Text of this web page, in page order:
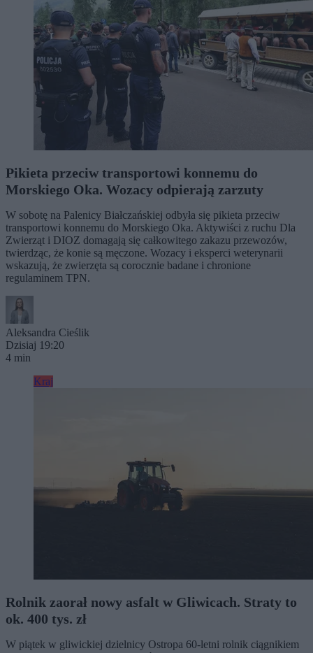
Pikieta przeciw transportowi konnemu do
Morskiego Oka. Wozacy odpierają zarzuty
W sobotę na Palenicy Białczańskiej odbyła się pikieta przeciw
transportowi konnemu do Morskiego Oka. Aktywiści z ruchu Dla
Zwierząt i DIOZ domagają się całkowitego zakazu przewozów,
twierdząc, że konie są męczone. Wozacy i eksperci weterynarii
wskazują, że zwierzęta są corocznie badane i chronione
regulaminem TPN.
Aleksandra Cieślik
Dzisiaj 19:20
4 min
Kraj
Rolnik zaorał nowy asfalt w Gliwicach. Straty to
ok. 400 tys. zł
W piątek w gliwickiej dzielnicy Ostropa 60-letni rolnik ciągnikiem